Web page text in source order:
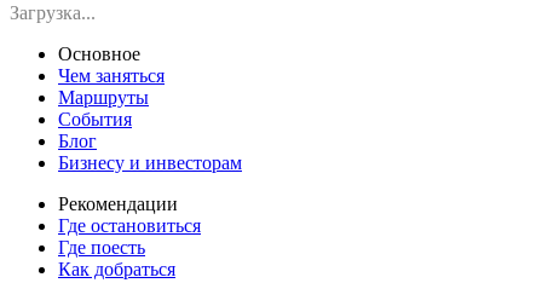
Загрузка...
Основное
Чем заняться
Маршруты
События
Блог
Бизнесу и инвесторам
Рекомендации
Где остановиться
Где поесть
Как добраться